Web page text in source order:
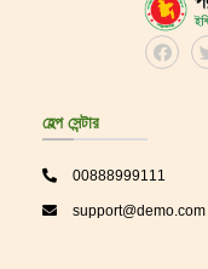
হেল্প সেন্টার
00888999111
support@demo.com